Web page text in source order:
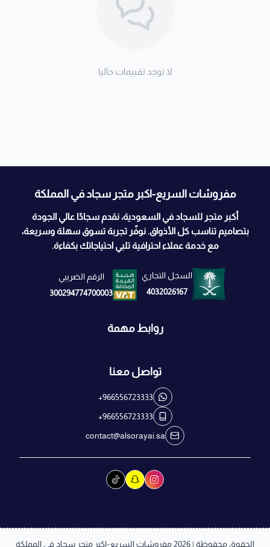
لا توجد تقييمات حاليا
مفروشات السريع-اكبر متجر سجاد في المملكة
أكبر متجر للسجاد في السعودية، نقدم سجادًا عالي الجودة
بتصاميم تناسب كل الأذواق. نوفّر تجربة تسوق سهلة وسريعة،
مع خدمة عملاء احترافية تلبي احتياجاتك بكفاءة.
السجل التجاري
4032026167
الرقم الضريبي
300294774700003
روابط مهمة
تواصل معنا
+966556723333
+966556723333
contact@alsorayai.sa
الحقوق محفوظة | 2026 مفروشات السريع-اكبر متجر سجاد في المملكة